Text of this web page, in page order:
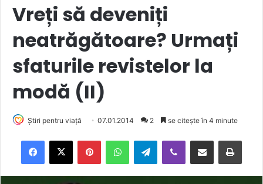
Vreți să deveniți
neatrăgătoare? Urmați
sfaturile revistelor la
modă (II)
Știri pentru viață 07.01.2014 2 se citește în 4 minute
Telegram